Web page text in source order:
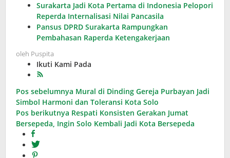
Surakarta Jadi Kota Pertama di Indonesia Pelopori
Reperda Internalisasi Nilai Pancasila
Pansus DPRD Surakarta Rampungkan
Pembahasan Raperda Ketengakerjaan
oleh Puspita
Ikuti Kami Pada
Navigasi
pos
Pos sebelumnya Mural di Dinding Gereja Purbayan Jadi
Simbol Harmoni dan Toleransi Kota Solo
Pos berikutnya Respati Konsisten Gerakan Jumat
Bersepeda, Ingin Solo Kembali Jadi Kota Bersepeda